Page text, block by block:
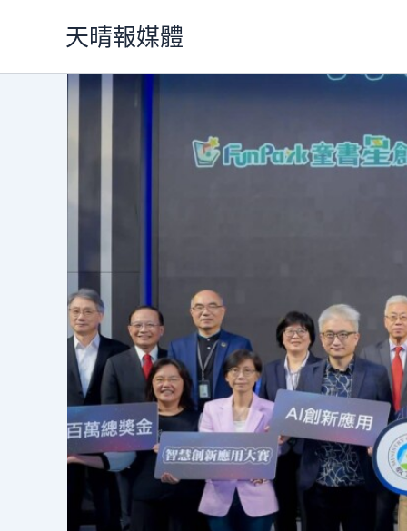
天晴報媒體